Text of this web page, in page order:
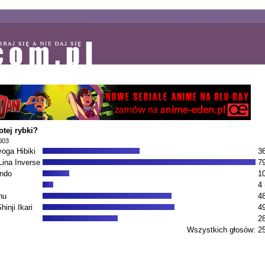
rybki?
Hibiki
Inverse
4
Ikari
Wszystkich głosów: